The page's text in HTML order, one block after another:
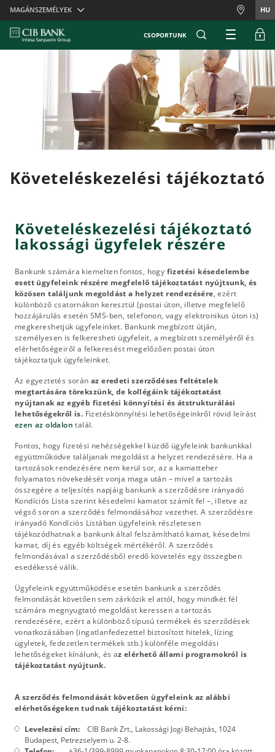
Skiplinks
MAGÁNSZEMÉLYEK HU
CSOPORTUNK
Követeléskezelési tájékoztató
Követeléskezelési tájékoztató
lakossági ügyfelek részére
Bankunk számára kiemelten fontos, hogy fizetési késedelembe
esett ügyfeleink részére megfelelő tájékoztatást nyújtsunk, és
közösen találjunk megoldást a helyzet rendezésére, ezért
különböző csatornákon keresztül (postai úton, illetve megfelelő
hozzájárulás esetén SMS-ben, telefonon, vagy elektronikus úton is)
megkereshetjük ügyfeleinket. Bankunk megbízott útján,
személyesen is felkeresheti ügyfeleit, a megbízott személyéről és
elérhetőségeiről a felkeresést megelőzően postai úton
tájékoztatjuk ügyfeleinket.
Az egyeztetés során az eredeti szerződéses feltételek
megtartására törekszünk, de kollégáink tájékoztatást
nyújtanak az egyéb fizetési könnyítési és átstrukturálási
lehetőségekről is. Fizetéskönnyítési lehetőségeinkről rövid leírást
ezen az oldalon talál.
Fontos, hogy fizetési nehézségekkel küzdő ügyfeleink bankunkkal
együttműködve találjanak megoldást a helyzet rendezésére. Ha a
tartozások rendezésére nem kerül sor, az a kamatteher
folyamatos növekedését vonja maga után – mivel a tartozás
összegére a teljesítés napjáig bankunk a szerződésre irányadó
Kondíciós Lista szerint késedelmi kamatot számít fel –, illetve az
végső soron a szerződés felmondásához vezethet. A szerződésre
irányadó Kondíciós Listában ügyfeleink részletesen
tájékozódhatnak a bankunk által felszámítható kamat, késedelmi
kamat, díj és egyéb költségek mértékéről. A szerződés
felmondásával a szerződésből eredő követelés egy összegben
esedékessé válik.
Ügyfeleink együttműködése esetén bankunk a szerződés
felmondását követően sem zárkózik el attól, hogy mindkét fél
számára megnyugtató megoldást keressen a tartozás
rendezésére, ezért a különböző típusú termékek és szerződések
vonatkozásában (ingatlanfedezettel biztosított hitelek, lízing
ügyletek, fedezetlen termékek stb.) különféle megoldási
lehetőségeket kínálunk, és az elérhető állami programokról is
tájékoztatást nyújtunk.
A szerződés felmondását követően ügyfeleink az alábbi
elérhetőségeken tudnak tájékoztatást kérni:
Levelezési cím:
CIB Bank Zrt., Lakossági Jogi Behajtás, 1024
Budapest, Petrezselyem u. 2-8.